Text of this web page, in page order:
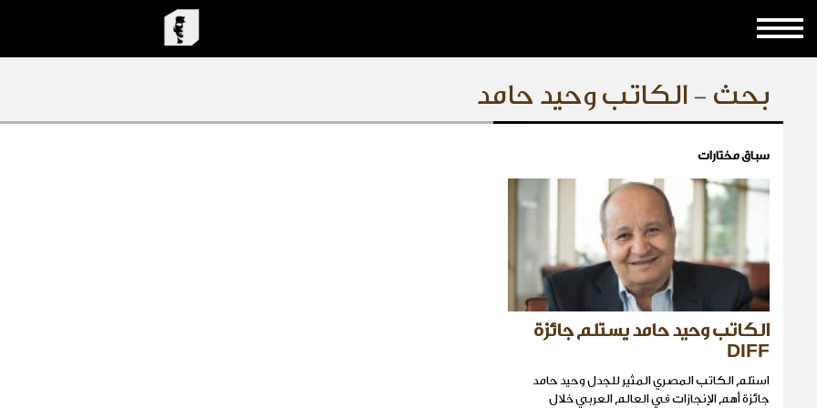
بحث - الكاتب وحيد حامد
سباق مختارات
الكاتب وحيد حامد يستلم جائزة
DIFF
استلم الكاتب المصري المثير للجدل وحيد حامد
جائزة أهم الإنجازات في العالم العربي خلال